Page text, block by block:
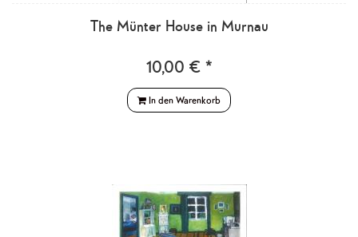
The Münter House in Murnau
10,00 € *
In den Warenkorb